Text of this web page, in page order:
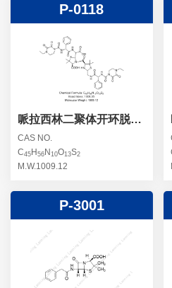
头孢地嗪钠杂质
头孢噻肟杂质
头孢曲松钠杂质
头孢他美酯杂质
青霉素杂质
头孢羟氨苄杂质
头孢西丁杂质
头孢卡品酯杂质
头孢唑肟杂质
克拉霉素杂质
螺旋霉素杂质
克拉维酸钾杂质
卡络磺钠杂质
替加环素杂质
土霉素杂质
林可霉素杂质
P-0118
哌拉西林二聚体开环脱羧
物
CAS NO.
C45 H 56 N 10O13S2
M.W.1009.12
P-3001